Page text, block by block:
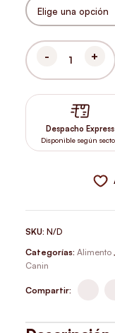
ROYAL CANIN
Despacho Express
Disponible según
SKU:N/D
Categorías: Alimento ,
Canin
Compartir: